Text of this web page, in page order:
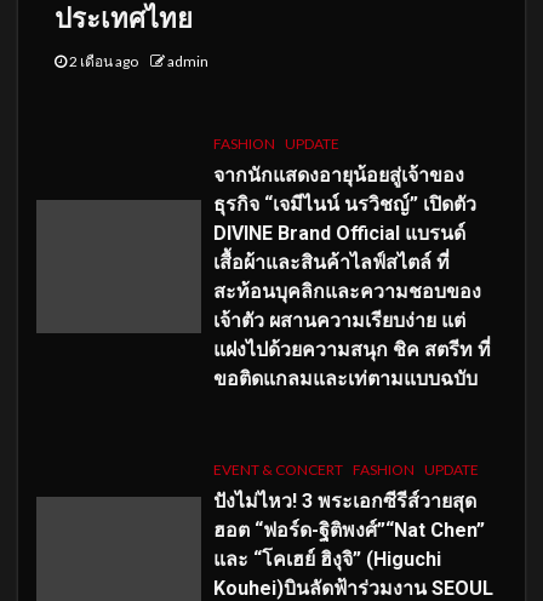
ประเทศไทย
2 เดือน ago admin
FASHION UPDATE
จากนักแสดงอายุน้อยสู่เจ้าของ
ธุรกิจ “เจมีไนน์ นรวิชญ์” เปิดตัว
DIVINE Brand Official แบรนด์
เสื้อผ้าและสินค้าไลฟ์สไตล์ ที่
สะท้อนบุคลิกและความชอบของ
เจ้าตัว ผสานความเรียบง่าย แต่
แฝงไปด้วยความสนุก ชิค สตรีท ที่
ขอติดแกลมและเท่ตามแบบฉบับ
EVENT & CONCERT FASHION UPDATE
ปังไม่ไหว! 3 พระเอกซีรีส์วายสุด
ฮอต “ฟอร์ด-ฐิติพงศ์”“Nat Chen”
และ “โคเฮย์ ฮิงุจิ” (Higuchi
Kouhei)บินลัดฟ้าร่วมงาน SEOUL